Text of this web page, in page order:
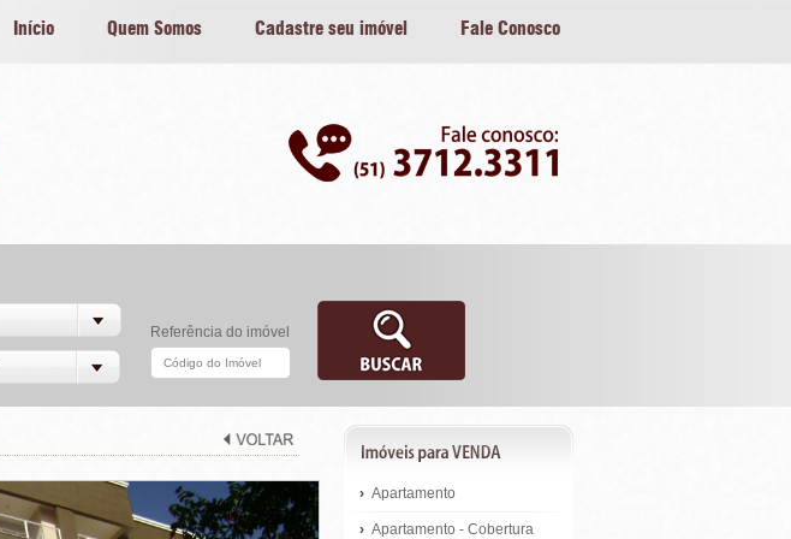
Início Quem Somos Cadastre seu imóvel Fale Conosco
Referência do imóvel
›Apartamento
›Apartamento - Cobertura